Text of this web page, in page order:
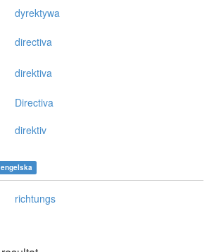
dyrektywa
directiva
direktiva
Directiva
direktiv
engelska
richtungs